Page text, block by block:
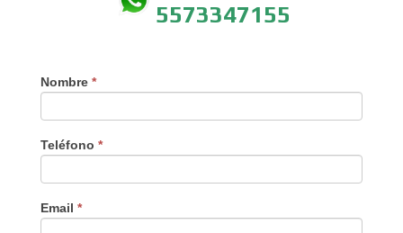
5573347155
Nombre *
Teléfono *
Email *